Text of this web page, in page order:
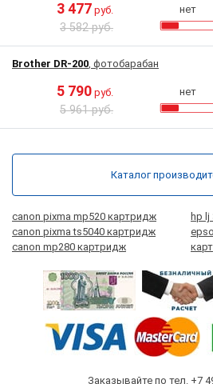
3 477 руб.
3 582 руб.
нет
Brother DR-200, фотобарабан
5 790 руб.
5 961 руб.
нет
canon pixma mp520 картридж
hp
canon pixma ts5040 картридж
canon mp280 картридж
Заказывайте по тел. +7